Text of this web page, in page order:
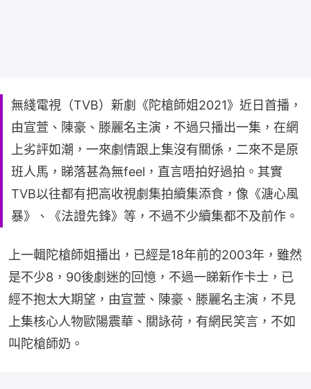
無綫電視（TVB）新劇《陀槍師姐2021》近日首播，
由宣萱、陳豪、滕麗名主演，不過只播出一集，在網
上劣評如潮，一來劇情跟上集沒有關係，二來不是原
班人馬，睇落甚為無feel，直言唔拍好過拍。其實
TVB以往都有把高收視劇集拍續集添食，像《溏心風
暴》、《法證先鋒》等，不過不少續集都不及前作。
上一輯陀槍師姐播出，已經是18年前的2003年，雖然
是不少8，90後劇迷的回憶，不過一睇新作卡士，已
經不抱太大期望，由宣萱、陳豪、滕麗名主演，不見
上集核心人物歐陽震華、關詠荷，有網民笑言，不如
叫陀槍師奶。